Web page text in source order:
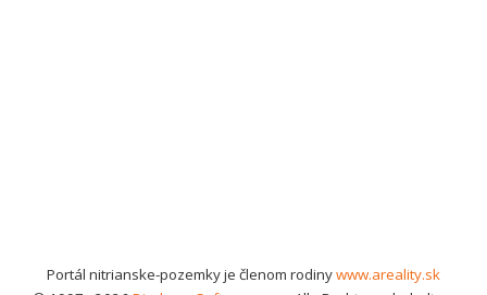
Portál nitrianske-pozemky je členom rodinywww.areality.sk